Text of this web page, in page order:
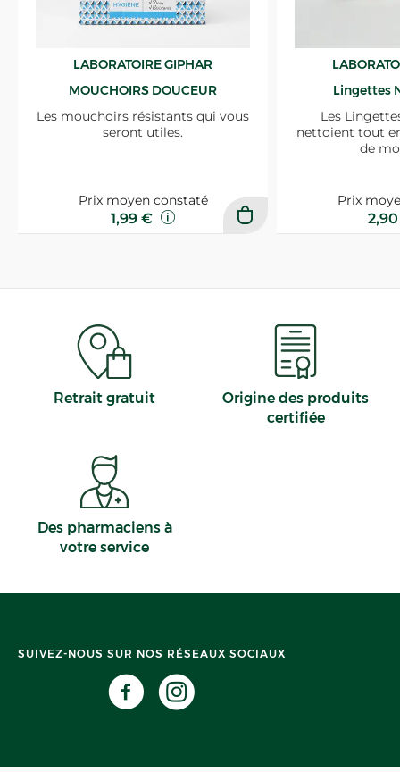
LABORATOIRE GIPHAR
MOUCHOIRS DOUCEUR
Les mouchoirs résistants qui vous
seront utiles.
Prix moyen constaté
1,99 €
Lingettes
Les
nettoient tout
de
Prix
Retrait gratuit
Origine des produits
certifiée
Des pharmaciens à
votre service
SUIVEZ-NOUS SUR NOS RÉSEAUX SOCIAUX